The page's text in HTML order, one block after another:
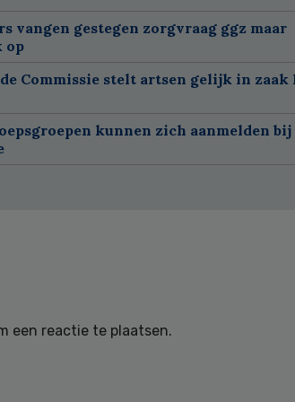
vangen gestegen zorgvraag ggz maar
op
Commissie stelt artsen gelijk in
kunnen zich aanmelden
een reactie te plaatsen.